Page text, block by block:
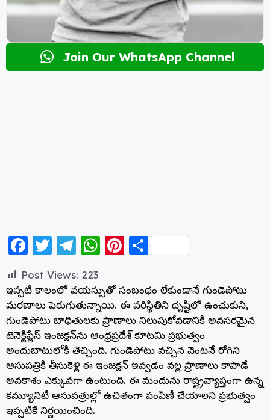
Join Our WhatsApp Channel
F
c
e
b
o
o
k
T
w
itt
er
T
e
g
ra
m
W
a
ts
A
p
p
Pi
er
e
st
S
a
re
Post Views: 223
ఇప్పటి కాలంలో వయస్సుతో సంబంధం లేకుండానే గుండెపోటు
మరణాలు పెరుగుతున్నాయి. ఈ పరిస్థితిని దృష్టిలో ఉంచుకుని,
గుండెపోటు బాధితులకు ప్రాణాలు నిలుపుకోవడానికి అవసరమైన
టెనెక్టిప్లేస్ ఇంజక్షన్‌ను ఆంధ్రప్రదేశ్ కూటమి ప్రభుత్వం
అందుబాటులోకి తెచ్చింది. గుండెపోటు వచ్చిన వెంటనే రోగిని
ఆసుపత్రికి తీసుకెళ్లి ఈ ఇంజక్షన్ ఇవ్వడం వల్ల ప్రాణాలు కాపాడే
అవకాశం ఎక్కువగా ఉంటుంది. ఈ మందును రాష్ట్రవ్యాప్తంగా ఉన్న
కమ్యూనిటీ ఆసుపత్రుల్లో ఉచితంగా పంపిణీ చేయాలని ప్రభుత్వం
ఇప్పటికే నిర్ణయించింది.